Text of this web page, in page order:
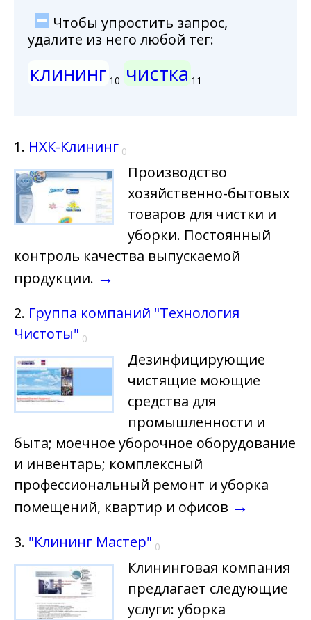
Чтобы упростить запрос,
удалите из него любой тег:
клининг 10 чистка 11
1. НХК-Клининг 0
Производство
хозяйственно-бытовых
товаров для чистки и
уборки. Постоянный
контроль качества выпускаемой
продукции. →
2. Группа компаний "Технология
Чистоты" 0
Дезинфицирующие
чистящие моющие
средства для
промышленности и
быта; моечное уборочное оборудование
и инвентарь; комплексный
профессиональный ремонт и уборка
помещений, квартир и офисов →
3. "Клининг Мастер" 0
Клининговая компания
предлагает следующие
услуги: уборка